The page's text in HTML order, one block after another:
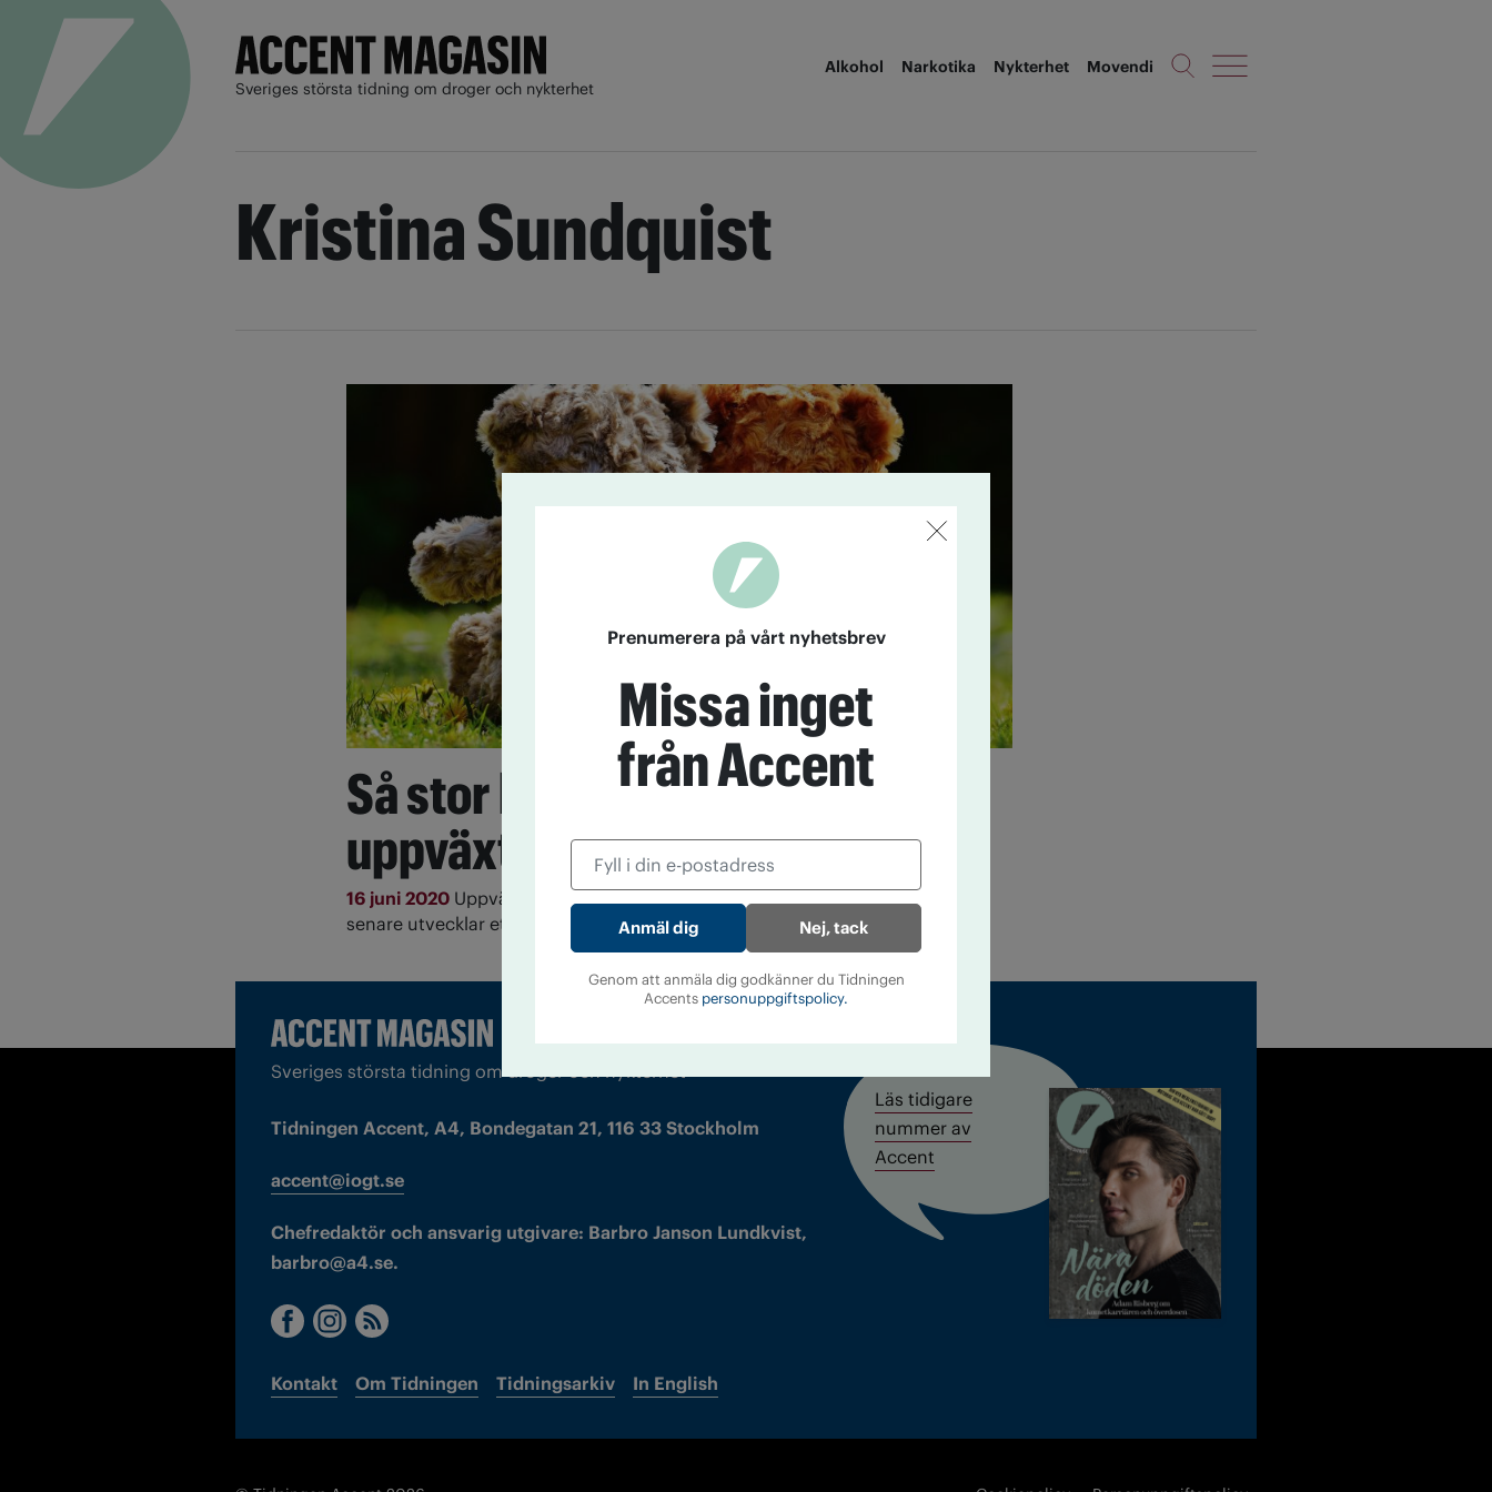
Sveriges största tidning om droger och nykterhet
Alkohol Narkotika Nykterhet Movendi
Kristina Sundquist
Så stor betydelse har
uppväxten
16 juni 2020 Uppväxtmiljön har stor betydelse för vilka barn som
senare utvecklar ett alkoholberoende.
Sveriges största tidning om droger och nykterhet
Tidningen Accent, A4, Bondegatan 21, 116 33 Stockholm
accent@iogt.se
Chefredaktör och ansvarig utgivare: Barbro Janson Lundkvist,
barbro@a4.se.
Kontakt Om Tidningen Tidningsarkiv In English
Läs tidigare
nummer av
Accent
Prenumerera på vårt nyhetsbrev
Missa inget
från Accent
Nej, tack
Genom att anmäla dig godkänner du Tidningen
Accents personuppgiftspolicy.